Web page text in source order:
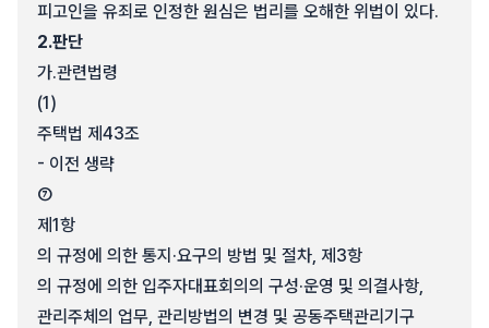
피고인을 유죄로 인정한 원심은 법리를 오해한 위법이 있다.
2.판단
가.관련법령
(1)
주택법 제43조
- 이전 생략
⑦
제1항
의 규정에 의한 통지·요구의 방법 및 절차, 제3항
의 규정에 의한 입주자대표회의의 구성·운영 및 의결사항,
관리주체의 업무, 관리방법의 변경 및 공동주택관리기구